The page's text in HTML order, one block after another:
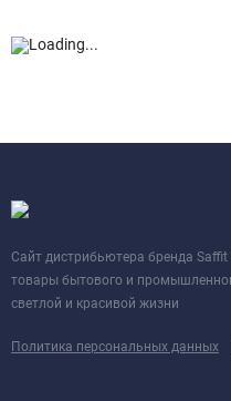
Cайт дистрибьютера бренда Saffit
товары бытового и
светлой и красивой жизни
Политика персональных данных